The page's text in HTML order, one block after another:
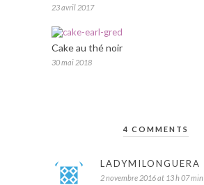
23 avril 2017
Cake au thé noir
30 mai 2018
4 COMMENTS
LADYMILONGUERA
2 novembre 2016 at 13 h 07 min